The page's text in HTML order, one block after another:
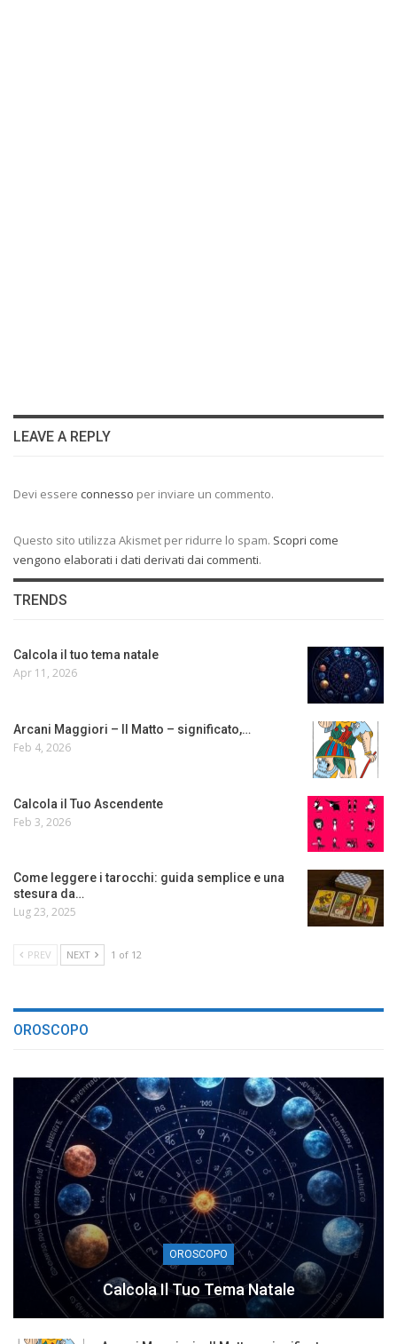
LEAVE A REPLY
Devi essere connesso per inviare un commento.
Questo sito utilizza Akismet per ridurre lo spam. Scopri come
vengono elaborati i dati derivati dai commenti.
TRENDS
Calcola il tuo tema natale
Apr 11, 2026
Arcani Maggiori – Il Matto – significato,…
Feb 4, 2026
Calcola il Tuo Ascendente
Feb 3, 2026
Come leggere i tarocchi: guida semplice e una
stesura da…
Lug 23, 2025
PREV NEXT 1 of 12
OROSCOPO
OROSCOPO
Calcola Il Tuo Tema Natale